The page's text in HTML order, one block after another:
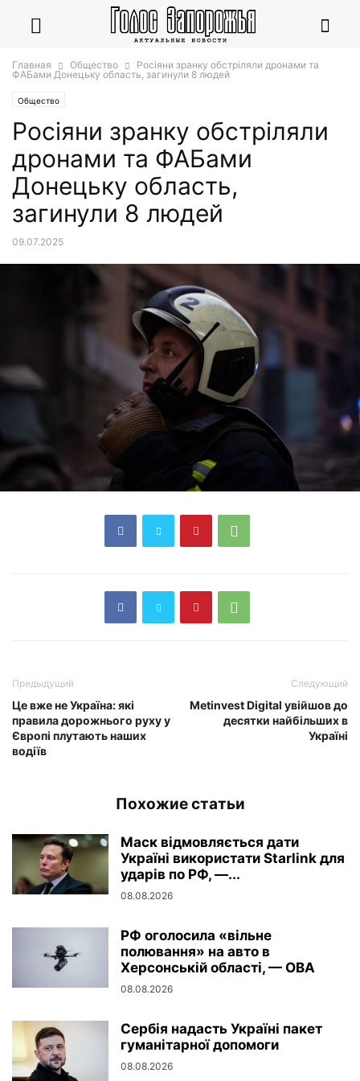
Главная Общество
Росіяни зранку обстріляли дронами та
ФАБами Донецьку область, загинули 8 людей
Общество
Росіяни зранку обстріляли
дронами та ФАБами
Донецьку область,
загинули 8 людей
09.07.2025
Предыдущий
Це вже не Україна: які
правила дорожнього руху у
Європі плутають наших
водіїв
Следующий
Metinvest Digital увійшов до
десятки найбільших в
Україні
Похожие статьи
Маск відмовляється дати
Україні використати Starlink для
ударів по РФ, —...
08.08.2026
РФ оголосила «вільне
полювання» на авто в
Херсонській області, — ОВА
08.08.2026
Сербія надасть Україні пакет
гуманітарної допомоги
08.08.2026